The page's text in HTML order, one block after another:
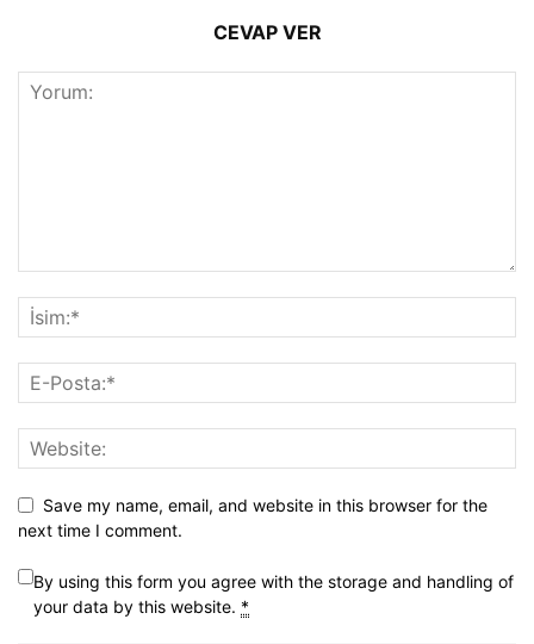
CEVAP VER
Save my name, email, and website in this browser for the
next time I comment.
By using this form you agree with the storage and handling of
your data by this website. *